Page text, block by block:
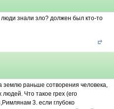
люди знали зло? должен был кто-то
землю раньше сотворения человека,
Что такое грех (его
3. если глубоко